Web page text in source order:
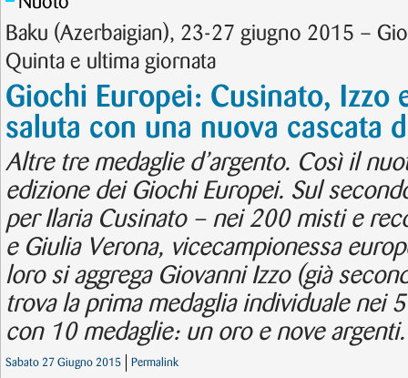
Baku (Azerbaigian), 23-27 giugno 2015 –
Quinta e ultima giornata
Giochi Europei: Cusinato, Izzo
saluta con una nuova cascata
Altre tre medaglie d’argento. Così il
edizione dei Giochi Europei. Sul
per Ilaria Cusinato – nei 200 misti e
e Giulia Verona, vicecampionessa
loro si aggrega Giovanni Izzo (già
trova la prima medaglia individuale nei
con 10 medaglie: un oro e nove argenti.
Sabato 27 Giugno 2015 Permalink